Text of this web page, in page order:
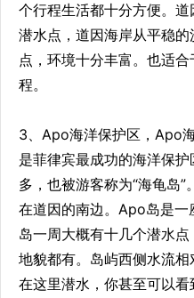
个行程生活都十分方便。
潜水点，道因海岸从平稳
点，环境十分丰富。也适
程。
3、Apo海洋保护区，Apo
是菲律宾最成功的海洋保
多，也被游客称为“海龟岛”
在道因的南边。Apo岛是
岛一周大概有十几个潜水
地貌都有。岛屿西侧水流相
在这里潜水，你甚至可以看